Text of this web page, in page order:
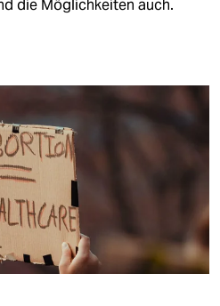
die Möglichkeiten auch.